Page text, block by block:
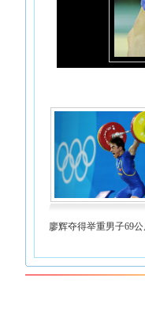
廖辉夺得举重男子69